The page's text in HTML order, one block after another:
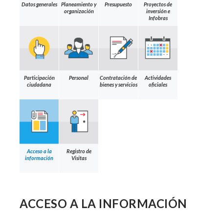
Datos generales
Planeamiento y
organización
Presupuesto
Proyectos de
inversión e
Infobras
Participación
ciudadana
Personal
Contratación de
bienes y servicios
Actividades
oficiales
Acceso a la
información
Registro de
Visitas
ACCESO A LA INFORMACIÓN